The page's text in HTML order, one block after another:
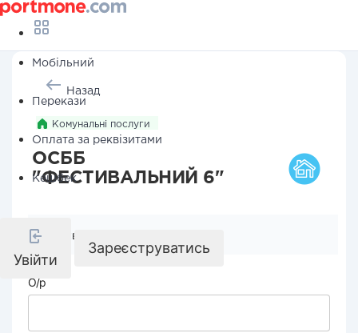
Мобільний
Перекази
Оплата за реквізитами
Кешбек
Увійти
Зареєструватись
Назад
Комунальні послуги
ОСББ
"ФЕСТИВАЛЬНИЙ 6"
Реквізити компанії
О/р